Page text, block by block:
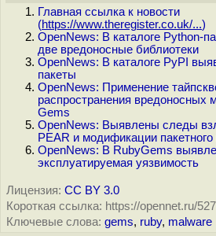
Главная ссылка к новости
(https://www.theregister.co.uk/...)
OpenNews: В каталоге Python-
две вредоносные библиотеки
OpenNews: В каталоге PyPI
пакеты
OpenNews: Применение
распространения вредоносных
Gems
OpenNews: Выявлены следы
PEAR и модификации
OpenNews: В RubyGems
эксплуатируемая уязвимость
Лицензия: CC BY 3.0
Короткая ссылка: https://opennet.ru/
Ключевые слова: gems, ruby, malware